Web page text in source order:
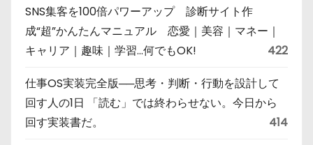
SNS集客を100倍パワーアップ 診断サイト作
成“超”かんたんマニュアル 恋愛｜美容｜マネー｜
キャリア｜趣味｜学習…何でもOK!
422
仕事OS実装完全版──思考・判断・行動を設計して
回す人の1日 「読む」では終わらせない。今日から
回す実装書だ。
414